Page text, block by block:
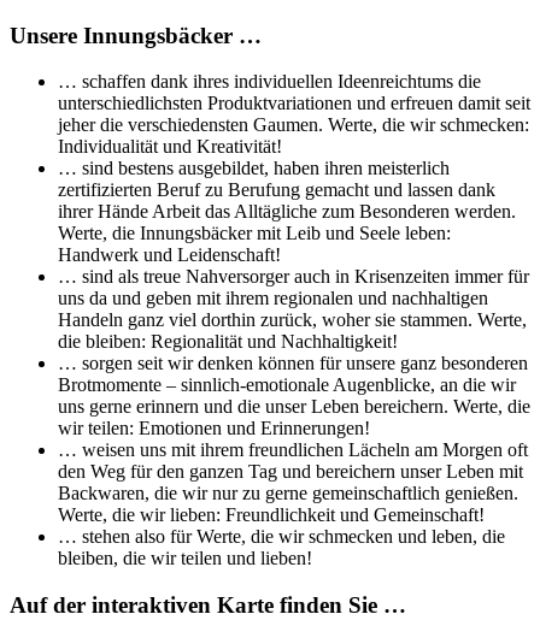
Unsere Innungsbäcker …
… schaffen dank ihres individuellen Ideenreichtums die
unterschiedlichsten Produktvariationen und erfreuen damit seit
jeher die verschiedensten Gaumen. Werte, die wir schmecken:
Individualität und Kreativität!
… sind bestens ausgebildet, haben ihren meisterlich
zertifizierten Beruf zu Berufung gemacht und lassen dank
ihrer Hände Arbeit das Alltägliche zum Besonderen werden.
Werte, die Innungsbäcker mit Leib und Seele leben:
Handwerk und Leidenschaft!
… sind als treue Nahversorger auch in Krisenzeiten immer für
uns da und geben mit ihrem regionalen und nachhaltigen
Handeln ganz viel dorthin zurück, woher sie stammen. Werte,
die bleiben: Regionalität und Nachhaltigkeit!
… sorgen seit wir denken können für unsere ganz besonderen
Brotmomente – sinnlich-emotionale Augenblicke, an die wir
uns gerne erinnern und die unser Leben bereichern. Werte, die
wir teilen: Emotionen und Erinnerungen!
… weisen uns mit ihrem freundlichen Lächeln am Morgen oft
den Weg für den ganzen Tag und bereichern unser Leben mit
Backwaren, die wir nur zu gerne gemeinschaftlich genießen.
Werte, die wir lieben: Freundlichkeit und Gemeinschaft!
… stehen also für Werte, die wir schmecken und leben, die
bleiben, die wir teilen und lieben!
Auf der interaktiven Karte finden Sie …